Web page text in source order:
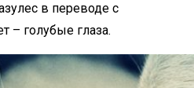
в переводе с
– голубые глаза.